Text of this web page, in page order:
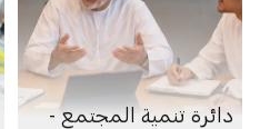
دائرة تنمية المجتمع -